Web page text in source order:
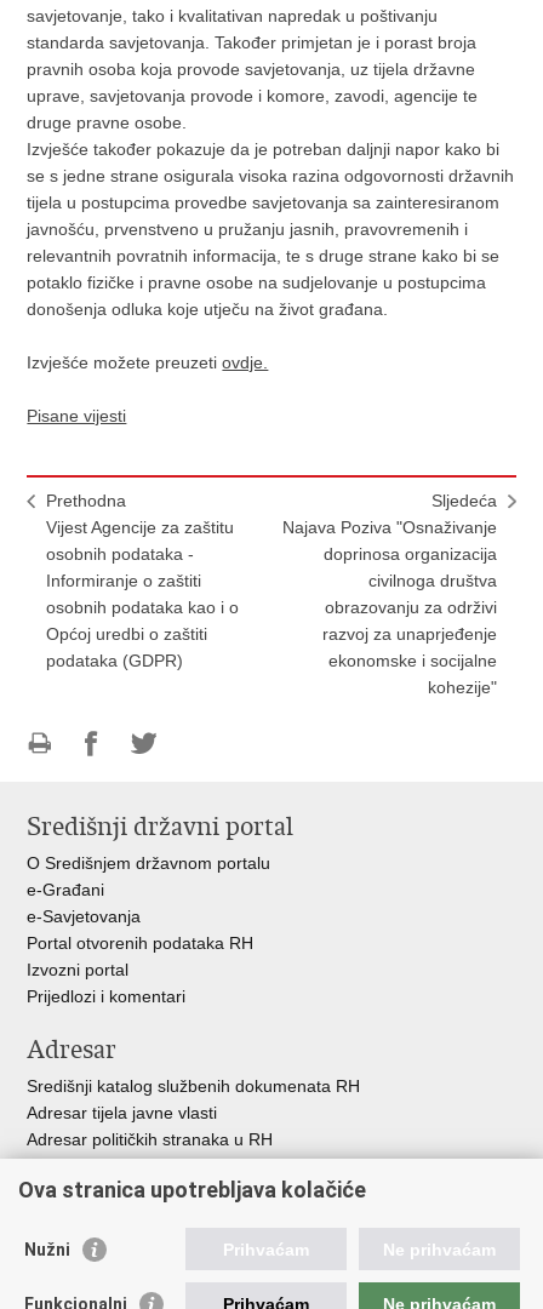
savjetovanje, tako i kvalitativan napredak u poštivanju
standarda savjetovanja. Također primjetan je i porast broja
pravnih osoba koja provode savjetovanja, uz tijela državne
uprave, savjetovanja provode i komore, zavodi, agencije te
druge pravne osobe.
Izvješće također pokazuje da je potreban daljnji napor kako bi
se s jedne strane osigurala visoka razina odgovornosti državnih
tijela u postupcima provedbe savjetovanja sa zainteresiranom
javnošću, prvenstveno u pružanju jasnih, pravovremenih i
relevantnih povratnih informacija, te s druge strane kako bi se
potaklo fizičke i pravne osobe na sudjelovanje u postupcima
donošenja odluka koje utječu na život građana.
Izvješće možete preuzetiovdje.
Pisane vijesti
Prethodna
Vijest Agencije za zaštitu
osobnih podataka -
Informiranje o zaštiti
osobnih podataka kao i o
Općoj uredbi o zaštiti
podataka (GDPR)
Sljedeća
Najava Poziva "Osnaživanje
doprinosa organizacija
civilnoga društva
obrazovanju za održivi
razvoj za unaprjeđenje
ekonomske i socijalne
kohezije"
FacebookuTwitteru
Središnji državni portal
O Središnjem državnom portalu
e-Građani
e-Savjetovanja
Portal otvorenih podataka RH
Izvozni portal
Prijedlozi i komentari
Adresar
Središnji katalog službenih dokumenata RH
Adresar tijela javne vlasti
Adresar političkih stranaka u RH
Besplatni telefoni javne uprave
Važne poveznice
Ova stranica upotrebljava kolačiće
Nužni Prihvaćam Ne prihvaćam
Funkcionalni Prihvaćam Ne prihvaćam